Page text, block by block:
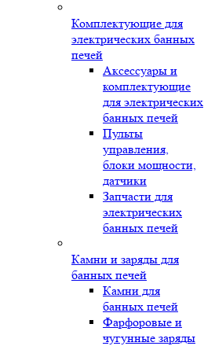
Комплектующие для
электрических банных
печей
Аксессуары и
комплектующие
для электрических
банных печей
Пульты
управления,
блоки мощности,
датчики
Запчасти для
электрических
банных печей
Камни и заряды для
банных печей
Камни для
банных печей
Фарфоровые и
чугунные заряды